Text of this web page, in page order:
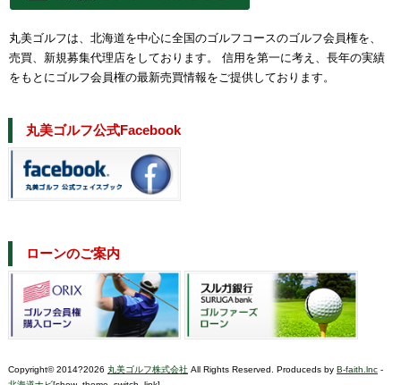
丸美ゴルフは、北海道を中心に全国のゴルフコースのゴルフ会員権を、
売買、新規募集代理店をしております。 信用を第一に考え、長年の実績
をもとにゴルフ会員権の最新売買情報をご提供しております。
丸美ゴルフ公式Facebook
ローンのご案内
Copyright© 2014?2026 丸美ゴルフ株式会社All Rights Reserved. Produceds by B-faith.lnc-